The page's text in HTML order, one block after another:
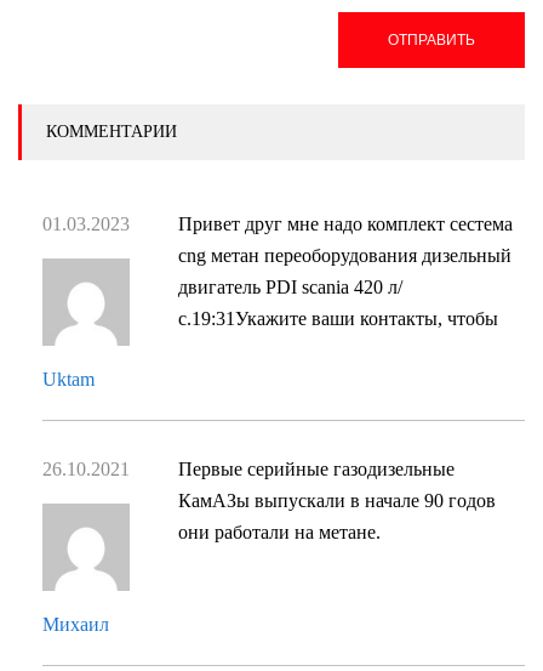
ОТПРАВИТЬ
КОММЕНТАРИИ
01.03.2023
Uktam
Привет друг мне надо комплект сестема
cng метан переоборудования дизельный
двигатель PDI scania 420 л/
с.19:31Укажите ваши контакты, чтобы
26.10.2021
Михаил
Первые серийные газодизельные
КамАЗы выпускали в начале 90 годов
они работали на метане.